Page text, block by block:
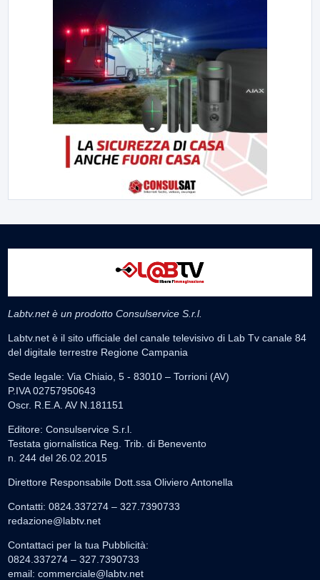
Labtv.net è un prodotto Consulservice S.r.l.
Labtv.net è il sito ufficiale del canale televisivo di Lab Tv canale 84
del digitale terrestre Regione Campania
Sede legale: Via Chiaio, 5 - 83010 – Torrioni (AV)
P.IVA 02757950643
Oscr. R.E.A. AV N.181151
Editore: Consulservice S.r.l.
Testata giornalistica Reg. Trib. di Benevento
n. 244 del 26.02.2015
Direttore Responsabile Dott.ssa Oliviero Antonella
Contatti: 0824.337274 – 327.7390733
redazione@labtv.net
Contattaci per la tua Pubblicità:
0824.337274 – 327.7390733
email: commerciale@labtv.net